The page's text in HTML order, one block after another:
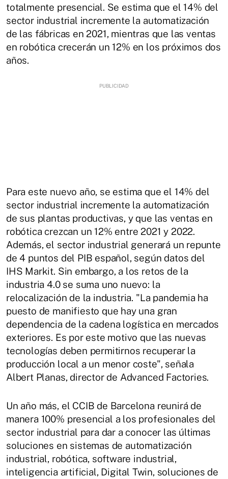
totalmente presencial. Se estima que el 14% del
sector industrial incremente la automatización
de las fábricas en 2021, mientras que las ventas
en robótica crecerán un 12% en los próximos dos
años.
Para este nuevo año, se estima que el 14% del
sector industrial incremente la automatización
de sus plantas productivas, y que las ventas en
robótica crezcan un 12% entre 2021 y 2022.
Además, el sector industrial generará un repunte
de 4 puntos del PIB español, según datos del
IHS Markit. Sin embargo, a los retos de la
industria 4.0 se suma uno nuevo: la
relocalización de la industria. "La pandemia ha
puesto de manifiesto que hay una gran
dependencia de la cadena logística en mercados
exteriores. Es por este motivo que las nuevas
tecnologías deben permitirnos recuperar la
producción local a un menor coste", señala
Albert Planas, director de Advanced Factories.
Un año más, el CCIB de Barcelona reunirá de
manera 100% presencial a los profesionales del
sector industrial para dar a conocer las últimas
soluciones en sistemas de automatización
industrial, robótica, software industrial,
inteligencia artificial, Digital Twin, soluciones de